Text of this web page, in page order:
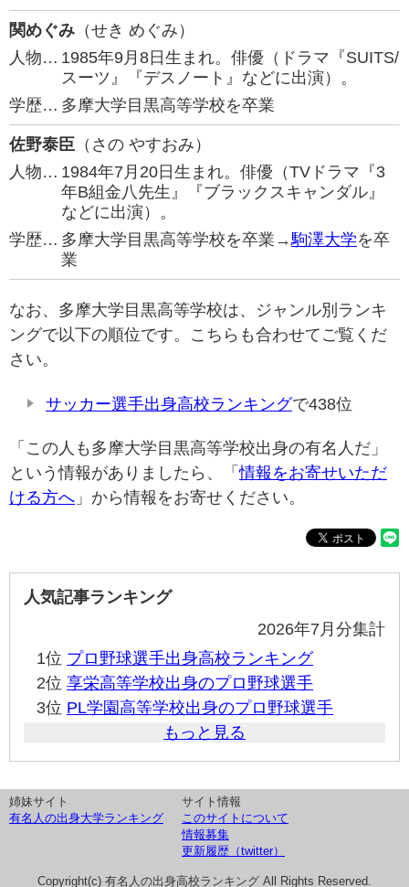
関めぐみ （せき めぐみ）
人物… 1985年9月8日生まれ。俳優（ドラマ『SUITS/
スーツ』『デスノート』などに出演）。
学歴… 多摩大学目黒高等学校を卒業
佐野泰臣 （さの やすおみ）
人物… 1984年7月20日生まれ。俳優（TVドラマ『3
年B組金八先生』『ブラックスキャンダル』
などに出演）。
学歴… 多摩大学目黒高等学校を卒業→駒澤大学を卒
業
なお、多摩大学目黒高等学校は、ジャンル別ランキ
ングで以下の順位です。こちらも合わせてご覧くだ
さい。
サッカー選手出身高校ランキングで438位
「この人も多摩大学目黒高等学校出身の有名人だ」
という情報がありましたら、「情報をお寄せいただ
ける方へ 」から情報をお寄せください。
人気記事ランキング
2026年7月分集計
1位 プロ野球選手出身高校ランキング
2位 享栄高等学校出身のプロ野球選手
3位 PL学園高等学校出身のプロ野球選手
もっと見る
姉妹サイト
有名人の出身大学ランキング
サイト情報
このサイトについて
情報募集
更新履歴（twitter）
Copyright(c) 有名人の出身高校ランキング All Rights Reserved.